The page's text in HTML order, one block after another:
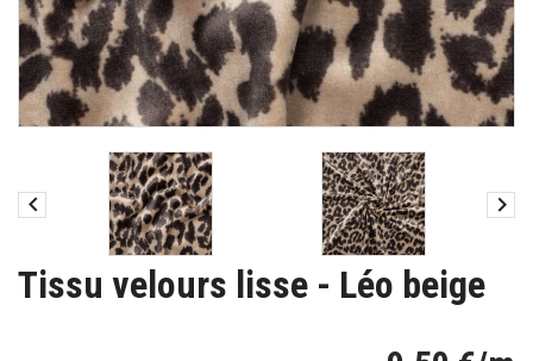
 
Tissu velours lisse - Léo beige